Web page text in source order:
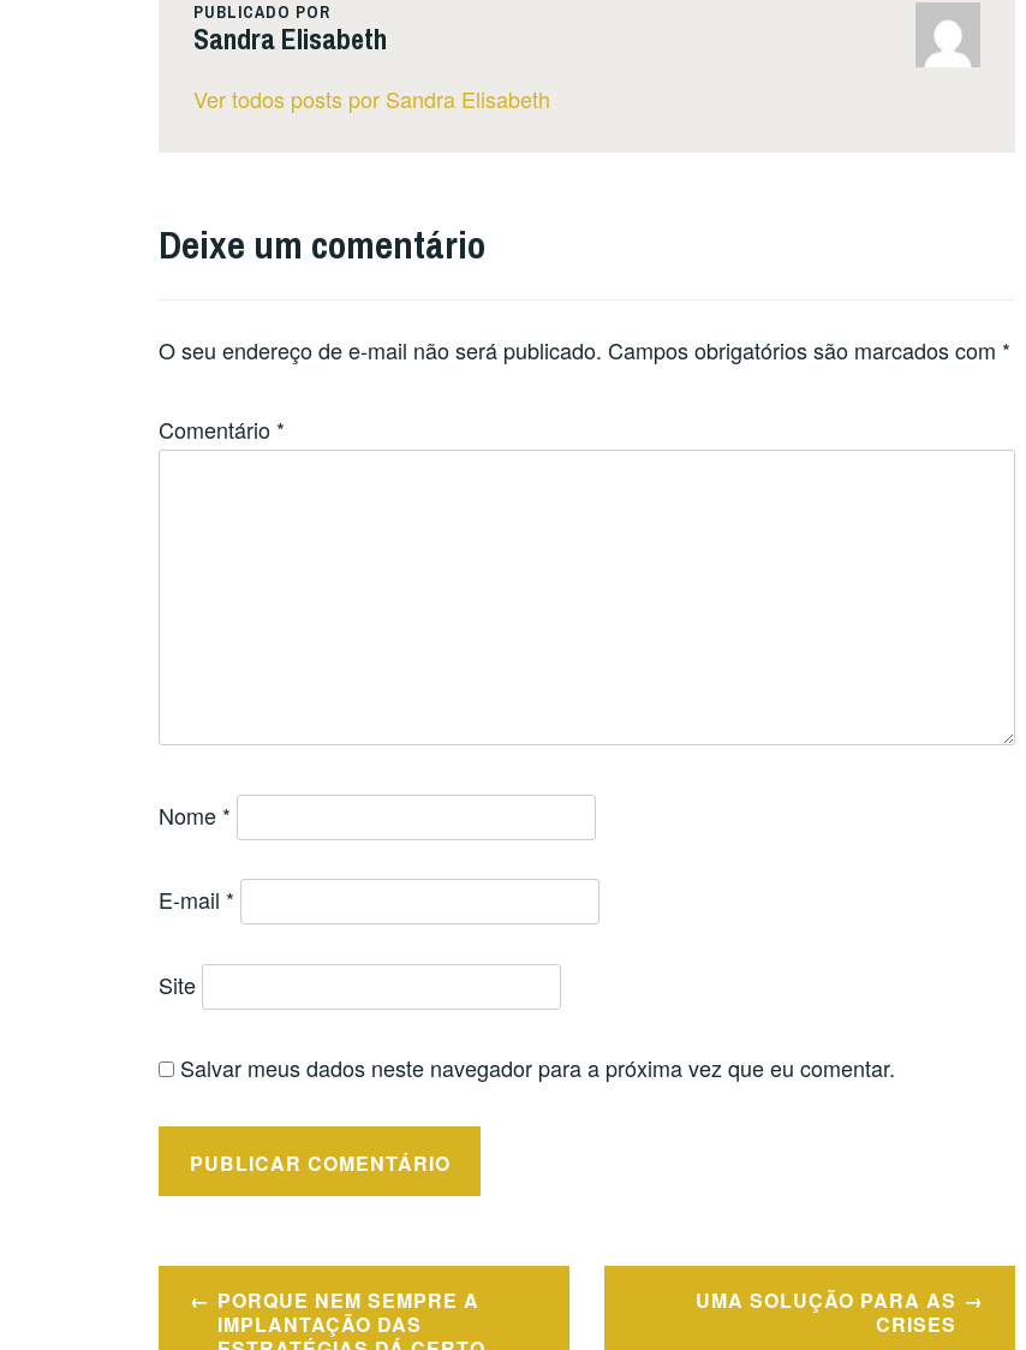
PUBLICADO POR
Sandra Elisabeth
Ver todos posts por Sandra Elisabeth
Deixe um comentário
O seu endereço de e-mail não será publicado. Campos obrigatórios são marcados com *
Comentário *
Nome *
E-mail *
Site
Salvar meus dados neste navegador para a próxima vez que eu comentar.
Navegação
PORQUE NEM SEMPRE A
IMPLANTAÇÃO DAS
UMA SOLUÇÃO PARA AS
CRISES